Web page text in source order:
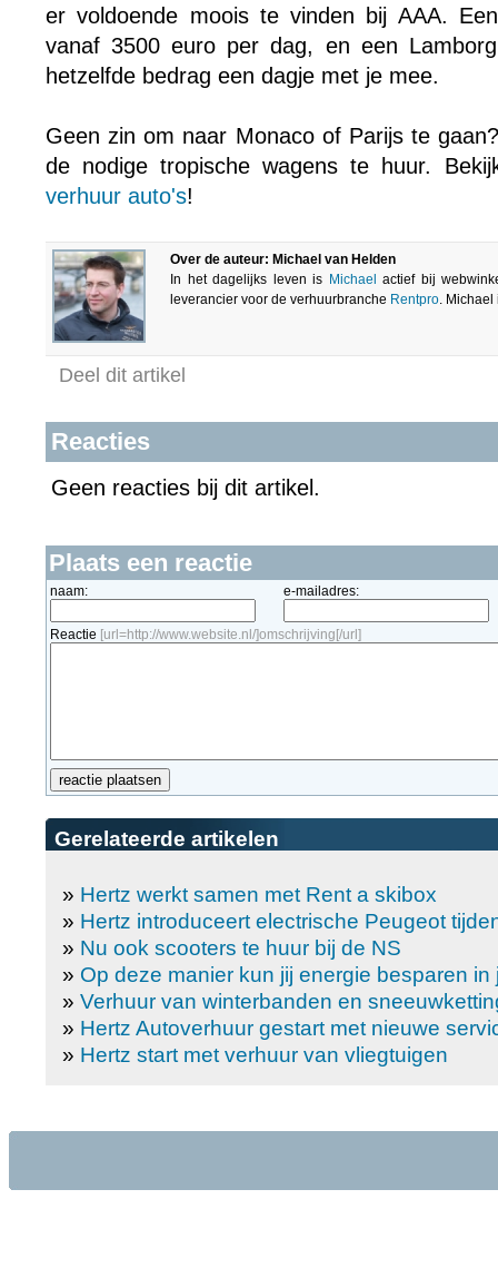
er voldoende moois te vinden bij AAA.
vanaf 3500 euro per dag, en een
hetzelfde bedrag een dagje met je mee.
Geen zin om naar Monaco of Parijs te
de nodige tropische wagens te huur.
verhuur auto's!
Over de auteur: Michael van Helden
In het dagelijks leven is Michael
actief bij
leverancier voor de verhuurbranche Rentpro.
Deel dit artikel
Reacties
Geen reacties bij dit artikel.
Plaats een reactie
naam: e-mailadres:
Reactie [url=http://www.website.nl/]omschrijving[/url]
Gerelateerde artikelen
» Hertz werkt samen met Rent a skibox
» Hertz introduceert electrische Peugeot
» Nu ook scooters te huur bij de NS
» Op deze manier kun jij energie besparen
» Verhuur van winterbanden en
» Hertz Autoverhuur gestart met nieuwe
» Hertz start met verhuur van vliegtuigen